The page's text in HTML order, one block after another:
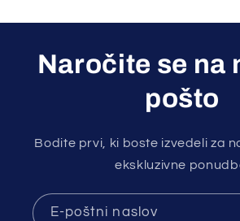
Naročite se na
pošto
Bodite prvi, ki boste izvedeli za
ekskluzivne
E-poštni naslov